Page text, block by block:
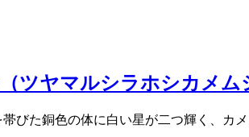
ツヤマルシラホシカメム
びた銅色の体に白い星が二つ輝く、カ